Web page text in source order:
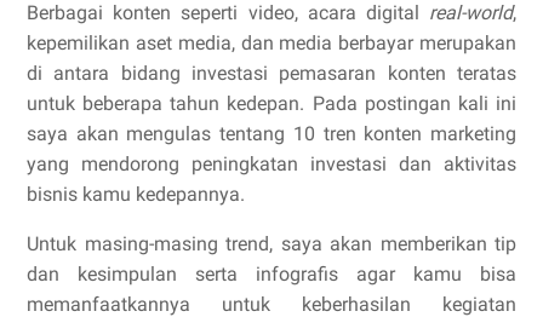
Berbagai konten seperti video, acara digital real-world,
kepemilikan aset media, dan media berbayar merupakan
di antara bidang investasi pemasaran konten teratas
untuk beberapa tahun kedepan. Pada postingan kali ini
saya akan mengulas tentang 10 tren konten marketing
yang mendorong peningkatan investasi dan aktivitas
bisnis kamu kedepannya.
Untuk masing-masing trend, saya akan memberikan tip
dan kesimpulan serta infografis agar kamu bisa
memanfaatkannya untuk keberhasilan kegiatan